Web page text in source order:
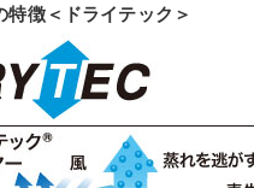
特徴＜ドライテック＞